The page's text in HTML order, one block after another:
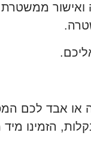
ואישור
אבד לכם
הזמינו